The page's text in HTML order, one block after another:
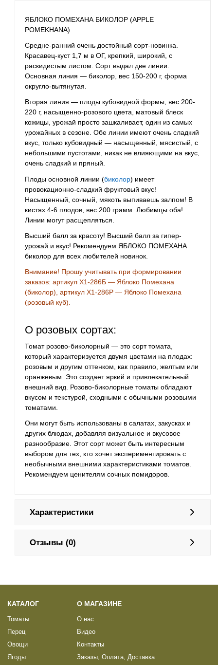
ЯБЛОКО ПОМЕХАНА БИКОЛОР (APPLE
POMEKHANA)
Средне-ранний очень достойный сорт-новинка.
Красавец-куст 1,7 м в ОГ, крепкий, широкий, с
раскидистым листом. Сорт выдал две линии.
Основная линия — биколор, вес 150-200 г, форма
округло-вытянутая.
Вторая линия — плоды кубовидной формы, вес 200-
220 г, насыщенно-розового цвета, матовый блеск
кожицы, урожай просто зашкаливает, один из самых
урожайных в сезоне. Обе линии имеют очень сладкий
вкус, только кубовидный — насыщенный, мясистый, с
небольшими пустотами, никак не влияющими на вкус,
очень сладкий и пряный.
Плоды основной линии (биколор) имеет
провокационно-сладкий фруктовый вкус!
Насыщенный, сочный, мякоть выпиваешь залпом! В
кистях 4-6 плодов, вес 200 грамм. Любимцы оба!
Линии могут расщепляться.
Высший балл за красоту! Высший балл за гипер-
урожай и вкус! Рекомендуем ЯБЛОКО ПОМЕХАНА
биколор для всех любителей новинок.
Внимание! Прошу учитывать при формировании
заказов: артикул Х1-286Б — Яблоко Помехана
(биколор), артикул Х1-286Р — Яблоко Помехана
(розовый куб).
О розовых сортах:
Томат розово-биколорный — это сорт томата,
который характеризуется двумя цветами на плодах:
розовым и другим оттенком, как правило, желтым или
оранжевым. Это создает яркий и привлекательный
внешний вид. Розово-биколорные томаты обладают
вкусом и текстурой, сходными с обычными розовыми
томатами.
Они могут быть использованы в салатах, закусках и
других блюдах, добавляя визуальное и вкусовое
разнообразие. Этот сорт может быть интересным
выбором для тех, кто хочет экспериментировать с
необычными внешними характеристиками томатов.
Рекомендуем ценителям сочных помидоров.
Характеристики
Отзывы (0)
КАТАЛОГ
Томаты
Перец
Овощи
Ягоды
О МАГАЗИНЕ
О нас
Видео
Контакты
Заказы, Оплата, Доставка